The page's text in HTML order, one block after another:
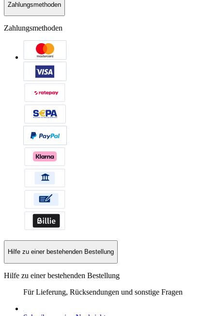
Zahlungsmethoden
Zahlungsmethoden
Hilfe zu einer bestehenden Bestellung
Hilfe zu einer bestehenden Bestellung
Für Lieferung, Rücksendungen und sonstige Fragen